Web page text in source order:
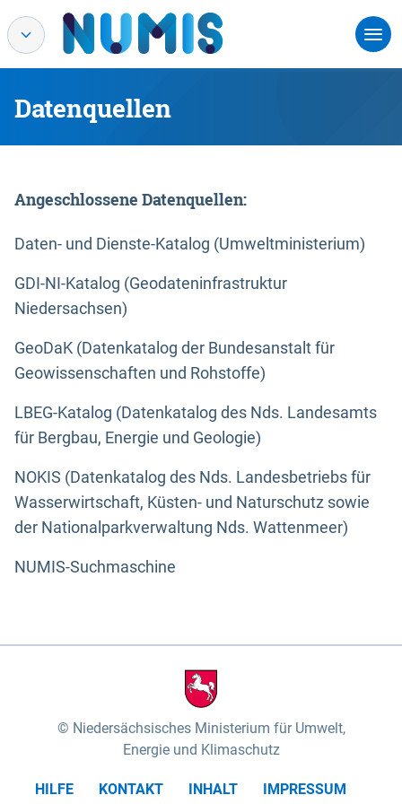
Datenquellen
Angeschlossene Datenquellen:
Daten- und Dienste-Katalog (Umweltministerium)
GDI-NI-Katalog (Geodateninfrastruktur
Niedersachsen)
GeoDaK (Datenkatalog der Bundesanstalt für
Geowissenschaften und Rohstoffe)
LBEG-Katalog (Datenkatalog des Nds. Landesamts
für Bergbau, Energie und Geologie)
NOKIS (Datenkatalog des Nds. Landesbetriebs für
Wasserwirtschaft, Küsten- und Naturschutz sowie
der Nationalparkverwaltung Nds. Wattenmeer)
NUMIS-Suchmaschine
Niedersächsisches Ministerium für Umwelt,
Energie und Klimaschutz
HILFE KONTAKT INHALT
IMPRESSUM